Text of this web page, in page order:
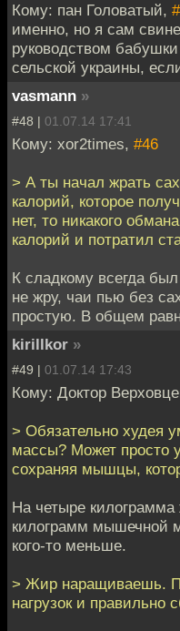
Кому: пан Головатый,
именно, но я сам
руководством
сельской украины,
vasmann »
#48 | 01.07.14 17:41
Кому: xor2times, #46
> А ты начал жрать
калорий, которое
нет, то никакого
калорий и потратил
К сладкому всегда
не жру, чаи пью без
простую. В общем
kirillkor »
#49 | 01.07.14 17:43
Кому: Доктор
> Обязательно худея
массы? Может просто
сохраняя мышцы,
На четыре
килограмм мышечной
кого-то меньше.
> Жир наращиваешь.
нагрузок и правильно